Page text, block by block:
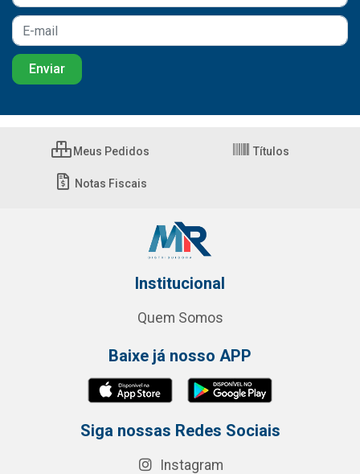
Meus Pedidos Títulos
Notas Fiscais
Institucional
Quem Somos
Baixe já nosso APP
Siga nossas Redes Sociais
Instagram